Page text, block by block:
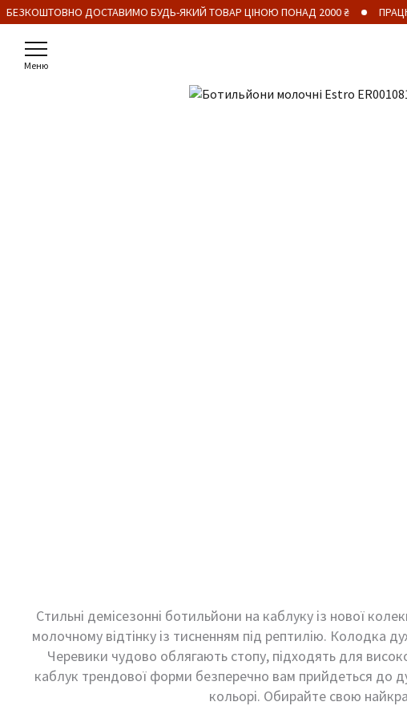
ДОСТАВИМО БУДЬ-ЯКИЙ ТОВАР ЦІНОЮ ПОНАД 2000 ₴
Меню
Стильні демісезонні ботильйони на каблуку із нової
молочному відтінку із тисненням під рептилію. Колодка
Черевики чудово облягають стопу, підходять для
каблук трендової форми безперечно вам прийдеться до
кольорі. Обирайте свою